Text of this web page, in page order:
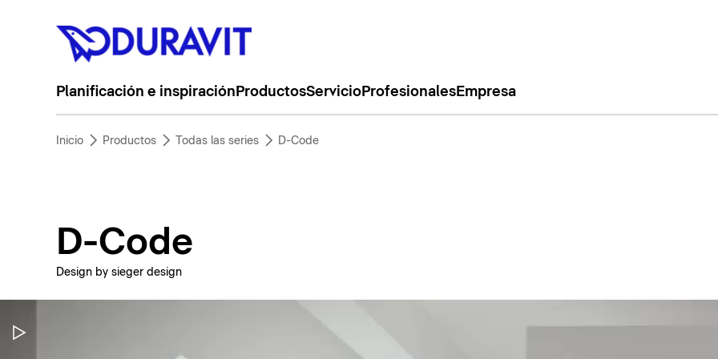
Planificación e inspiración ProductosServicioProfesionalesEmpresa
Inicio Productos Todas las series D-Code
D-Code
Design by sieger design
Pausar vídeo